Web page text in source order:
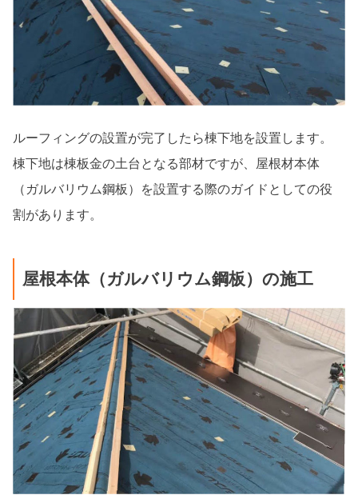
ルーフィングの設置が完了したら棟下地を設置します。
棟下地は棟板金の土台となる部材ですが、屋根材本体
（ガルバリウム鋼板）を設置する際のガイドとしての役
割があります。
屋根本体（ガルバリウム鋼板）の施工